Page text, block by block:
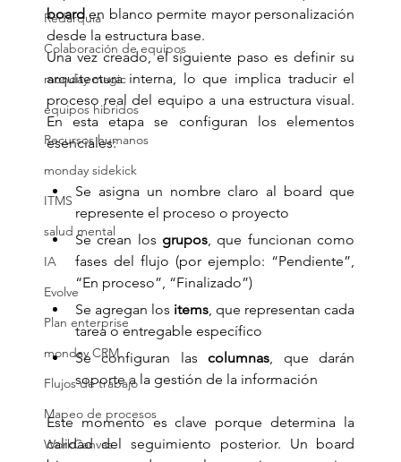
Redarquía
Colaboración de equipos
monday magic
equipos hibridos
Recursos humanos
monday sidekick
ITMS
salud mental
IA
Evolve
Plan enterprise
monday CRM
Flujos de trabajo
Mapeo de procesos
WorkCanvas
board en blanco permite mayor personalización
desde la estructura base.
Una vez creado, el siguiente paso es definir su
arquitectura interna, lo que implica traducir el
proceso real del equipo a una estructura visual.
En esta etapa se configuran los elementos
esenciales:
Se asigna un nombre claro al board que
represente el proceso o proyecto
Se crean los grupos , que funcionan como
fases del flujo (por ejemplo: “Pendiente”,
“En proceso”, “Finalizado”)
Se agregan los items , que representan cada
tarea o entregable específico
Se configuran las columnas , que darán
soporte a la gestión de la información
Este momento es clave porque determina la
calidad del seguimiento posterior. Un board